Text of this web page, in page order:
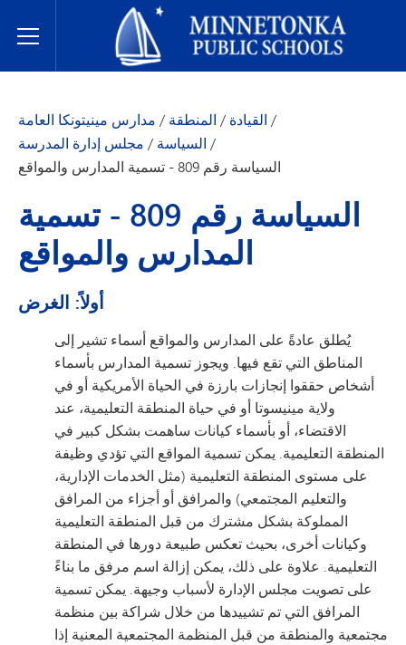
Toggle Menu
مدارس مينيتونكا العامة
مدارس مينيتونكا العامة / المنطقة / القيادة /
مجلس إدارة المدرسة / السياسة /
السياسة رقم 809 - تسمية المدارس والمواقع
السياسة رقم 809 - تسمية
المدارس والمواقع
أولاً: الغرض
يُطلق عادةً على المدارس والمواقع أسماء تشير إلى
المناطق التي تقع فيها. ويجوز تسمية المدارس بأسماء
أشخاص حققوا إنجازات بارزة في الحياة الأمريكية أو في
ولاية مينيسوتا أو في حياة المنطقة التعليمية، عند
الاقتضاء، أو بأسماء كيانات ساهمت بشكل كبير في
المنطقة التعليمية. يمكن تسمية المواقع التي تؤدي وظيفة
على مستوى المنطقة التعليمية (مثل الخدمات الإدارية،
والتعليم المجتمعي) والمرافق أو أجزاء من المرافق
المملوكة بشكل مشترك من قبل المنطقة التعليمية
وكيانات أخرى، بحيث تعكس طبيعة دورها في المنطقة
التعليمية. علاوة على ذلك، يمكن إزالة اسم مرفق ما بناءً
على تصويت مجلس الإدارة لأسباب وجيهة. يمكن تسمية
المرافق التي تم تشييدها من خلال شراكة بين منظمة
مجتمعية والمنطقة من قبل المنظمة المجتمعية المعنية إذا